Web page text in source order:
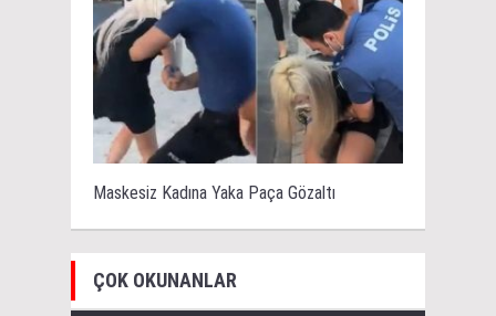
Maskesiz Kadına Yaka Paça Gözaltı
ÇOK OKUNANLAR